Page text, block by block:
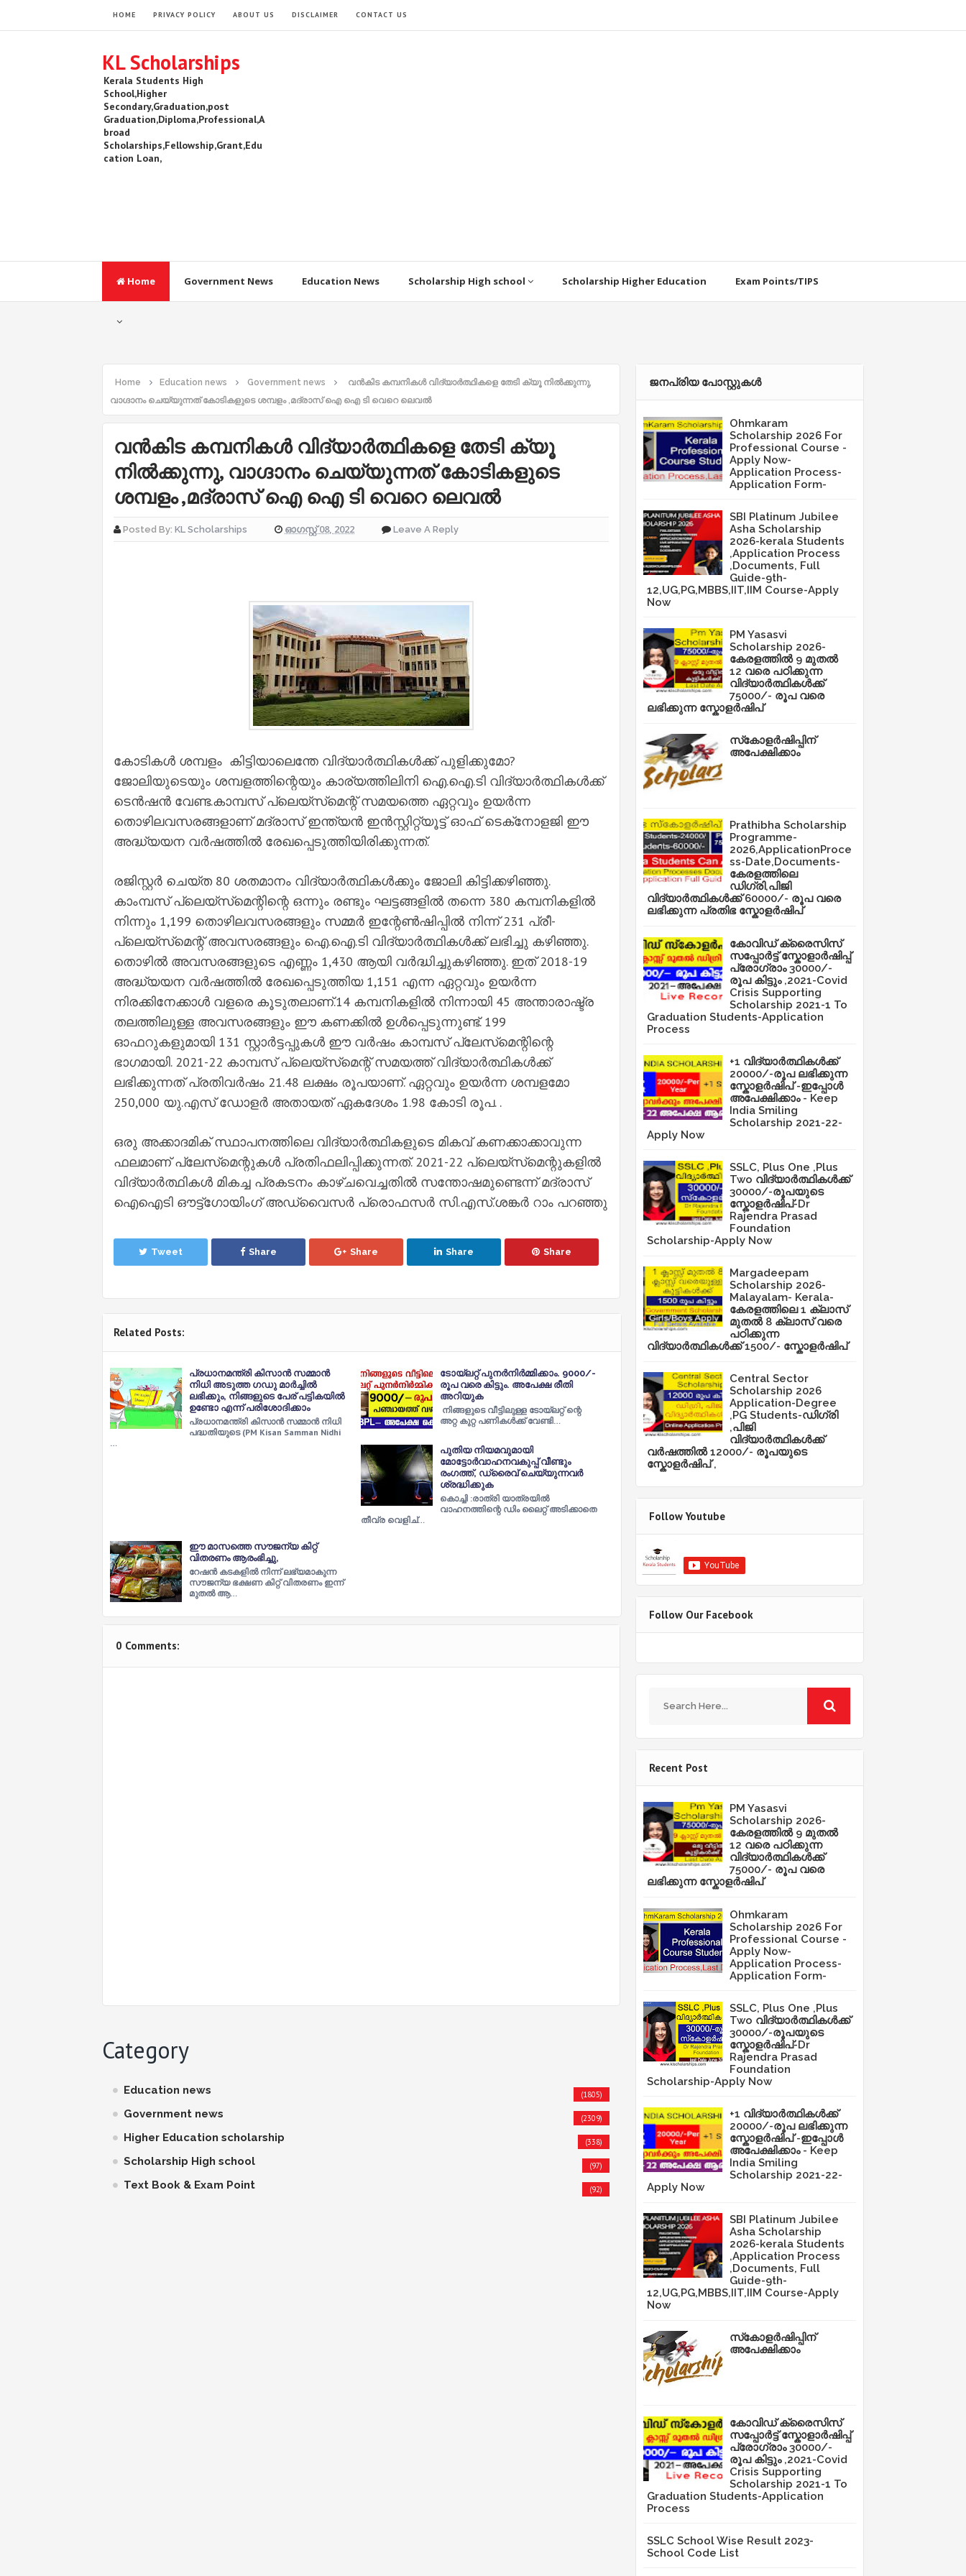
HOME PRIVACY POLICY ABOUT US DISCLAIMER CONTACT US
KL Scholarships
Kerala Students High
School,Higher
Secondary,Graduation,post
Graduation,Diploma,Professional,A
broad
Scholarships,Fellowship,Grant,Edu
cation Loan,
Home Government News Education News Scholarship High school Scholarship Higher Education Exam Points/TIPS
Home Education news Government news
വന്‍കിട കമ്പനികള്‍ വിദ്യാര്‍ത്ഥികളെ തേടി ക്യൂ നില്‍ക്കുന്നു,​
വാഗ്ദാനം ചെയ്യുന്നത് കോടികളുടെ ശമ്പളം ,​മദ്രാസ് ഐ ഐ ടി വെറെ ലെവല്‍
വന്‍കിട കമ്പനികള്‍ വിദ്യാര്‍ത്ഥികളെ തേടി ക്യൂ
നില്‍ക്കുന്നു,​ വാഗ്ദാനം ചെയ്യുന്നത് കോടികളുടെ
ശമ്പളം ,​മദ്രാസ് ഐ ഐ ടി വെറെ ലെവല്‍
Posted By: KL Scholarships ഓഗസ്റ്റ് 08, 2022 Leave A Reply
കോടികള്‍ ശമ്പളം കിട്ടിയാലെന്തേ വിദ്യാര്‍ത്ഥികള്‍ക്ക് പുളിക്കുമോ?
ജോലിയുടെയും ശമ്പളത്തിന്റെയും കാര്യത്തിലിനി ഐ.ഐ.ടി വിദ്യാര്‍ത്ഥികള്‍ക്ക്
ടെന്‍ഷന്‍ വേണ്ട.കാമ്പസ് പ്ലെയ്‌സ്‌മെന്റ് സമയത്തെ ഏറ്റവും ഉയര്‍ന്ന
തൊഴിലവസരങ്ങളാണ് മദ്രാസ് ഇന്ത്യന്‍ ഇന്‍സ്റ്റിറ്റ്യൂട്ട് ഓഫ് ടെക്‌നോളജി ഈ
അദ്ധ്യയന വര്‍ഷത്തില്‍ രേഖപ്പെടുത്തിയിരിക്കുന്നത്.
രജിസ്റ്റര്‍ ചെയ്ത 80 ശതമാനം വിദ്യാര്‍ത്ഥികള്‍ക്കും ജോലി കിട്ടിക്കഴിഞ്ഞു.
കാംമ്പസ് പ്ലെയ്‌സ്‌മെന്റിന്റെ ഒന്നും രണ്ടും ഘട്ടങ്ങളില്‍ തന്നെ 380 കമ്പനികളില്‍
നിന്നും 1,199 തൊഴിലവസരങ്ങളും സമ്മര്‍ ഇന്റേണ്‍ഷിപ്പില്‍ നിന്ന് 231 പ്രീ-
പ്ലെയ്‌സ്‌മെന്റ് അവസരങ്ങളും ഐ.ഐ.ടി വിദ്യാര്‍ത്ഥികള്‍ക്ക് ലഭിച്ചു കഴിഞ്ഞു.
തൊഴില്‍ അവസരങ്ങളുടെ എണ്ണം 1,430 ആയി വര്‍ദ്ധിച്ചുകഴിഞ്ഞു. ഇത് 2018-19
അദ്ധ്യയന വര്‍ഷത്തില്‍ രേഖപ്പെടുത്തിയ 1,151 എന്ന ഏറ്റവും ഉയര്‍ന്ന
നിരക്കിനേക്കാള്‍ വളരെ കൂടുതലാണ്.14 കമ്പനികളില്‍ നിന്നായി 45 അന്താരാഷ്ട്ര
തലത്തിലുള്ള അവസരങ്ങളും ഈ കണക്കില്‍ ഉള്‍പ്പെടുന്നുണ്ട്. 199
ഓഫറുകളുമായി 131 സ്റ്റാര്‍ട്ടപ്പുകള്‍ ഈ വര്‍ഷം കാമ്പസ് പ്ലേസ്‌മെന്റിന്റെ
ഭാഗമായി. 2021-22 കാമ്പസ് പ്ലെയ്‌സ്‌മെന്റ് സമയത്ത് വിദ്യാര്‍ത്ഥികള്‍ക്ക്
ലഭിക്കുന്നത് പ്രതിവര്‍ഷം 21.48 ലക്ഷം രൂപയാണ്. ഏറ്റവും ഉയര്‍ന്ന ശമ്പളമോ
250,000 യു.എസ് ഡോളര്‍ അതായത് ഏകദേശം 1.98 കോടി രൂപ. .
ഒരു അക്കാദമിക് സ്ഥാപനത്തിലെ വിദ്യാര്‍ത്ഥികളുടെ മികവ് കണക്കാക്കാവുന്ന
ഫലമാണ് പ്ലേസ്‌മെന്റുകള്‍ പ്രതിഫലിപ്പിക്കുന്നത്. 2021-22 പ്ലെയ്‌സ്‌മെന്റുകളില്‍
വിദ്യാര്‍ത്ഥികള്‍ മികച്ച പ്രകടനം കാഴ്ചവെച്ചതില്‍ സന്തോഷമുണ്ടെന്ന് മദ്രാസ്
ഐഐടി ഔട്ട്ഗോയിംഗ് അഡ്വൈസര്‍ പ്രൊഫസര്‍ സി.എസ്.ശങ്കര്‍ റാം പറഞ്ഞു
Tweet Share Share Share Share
Related Posts:
പ്രധാനമന്ത്രി കിസാൻ സമ്മാൻ
നിധി അടുത്ത ഗഡു മാർച്ചിൽ
ലഭിക്കും, നിങ്ങളുടെ പേര് പട്ടികയിൽ
ഉണ്ടോ എന്ന് പരിശോദിക്കാം
പ്രധാനമന്ത്രി കിസാന്‍ സമ്മാന്‍ നിധി
പദ്ധതിയുടെ (PM Kisan Samman Nidhi
…
ടോയ്ലറ്റ് പുനർനിർമ്മിക്കാം. 9000/-
രൂപ വരെ കിട്ടും. അപേക്ഷ രീതി
അറിയുക
നിങ്ങളുടെ വീട്ടിലുള്ള ടോയ്ലറ്റ് ന്റെ
അറ്റ കുറ്റ പണികൾക്ക് വേണ്ടി…
പുതിയ നിയമവുമായി
മോട്ടോർവാഹനവകുപ്പ് വീണ്ടും
രംഗത്ത്, ഡ്രൈവ് ചെയ്യുന്നവർ
ശ്രദ്ധിക്കുക
കൊച്ചി :രാത്രി യാത്രയിൽ
വാഹനത്തിന്റെ ഡിം ലൈറ്റ് അടിക്കാതെ
തീവ്ര വെളിച്…
ഈ മാസത്തെ സൗജന്യ കിറ്റ്
വിതരണം ആരംഭിച്ചു,
റേഷൻ കടകളിൽ നിന്ന് ലഭ്യമാകുന്ന
സൗജന്യ ഭക്ഷണ കിറ്റ് വിതരണം ഇന്ന്
മുതൽ ആ…
0 Comments:
Category
Education news (1805)
Government news (2309)
Higher Education scholarship (338)
Scholarship High school (97)
Text Book & Exam Point (92)
ജനപ്രിയ പോസ്റ്റുകള്‍‌
Ohmkaram
Scholarship 2026 For
Professional Course -
Apply Now-
Application Process-
Application Form-
SBI Platinum Jubilee
Asha Scholarship
2026-kerala Students
,Application Process
,Documents, Full
Guide-9th-
12,UG,PG,MBBS,IIT,IIM Course-Apply
Now
PM Yasasvi
Scholarship 2026-
കേരളത്തിൽ 9 മുതൽ
12 വരെ പഠിക്കുന്ന
വിദ്യാർത്ഥികൾക്ക്
75000/- രൂപ വരെ
ലഭിക്കുന്ന സ്കോളർഷിപ്
സ്‌കോളർഷിപ്പിന്
അപേക്ഷിക്കാം
Prathibha Scholarship
Programme-
2026,ApplicationProce
ss-Date,Documents-
കേരളത്തിലെ
ഡിഗ്രി,പിജി
വിദ്യാർത്ഥികൾക്ക് 60000/- രൂപ വരെ
ലഭിക്കുന്ന പ്രതിഭ സ്കോളർഷിപ്
കോവിഡ് ക്രൈസിസ്
സപ്പോർട്ട് സ്കോളാർഷിപ്പ്
പ്രോഗ്രാം 30000/-
രൂപ കിട്ടും ,2021-Covid
Crisis Supporting
Scholarship 2021-1 To
Graduation Students-Application
Process
+1 വിദ്യാർത്ഥികൾക്ക്
20000/-രൂപ ലഭിക്കുന്ന
സ്കോളർഷിപ് -ഇപ്പോൾ
അപേക്ഷിക്കാം - Keep
India Smiling
Scholarship 2021-22-
Apply Now
SSLC, Plus One ,Plus
Two വിദ്യാർത്ഥികൾക്ക്
30000/-രൂപയുടെ
സ്കോളർഷിപ്-Dr
Rajendra Prasad
Foundation
Scholarship-Apply Now
Margadeepam
Scholarship 2026-
Malayalam- Kerala-
കേരളത്തിലെ 1 ക്ലാസ്
മുതൽ 8 ക്ലാസ് വരെ
പഠിക്കുന്ന
വിദ്യാർത്ഥികൾക്ക് 1500/- സ്കോളർഷിപ്
Central Sector
Scholarship 2026
Application-Degree
,PG Students-ഡിഗ്രി
,പിജി
വിദ്യാർത്ഥികൾക്ക്
വർഷത്തിൽ 12000/- രൂപയുടെ
സ്കോളർഷിപ് ,
Follow Youtube
Follow Our Facebook
Recent Post
PM Yasasvi
Scholarship 2026-
കേരളത്തിൽ 9 മുതൽ
12 വരെ പഠിക്കുന്ന
വിദ്യാർത്ഥികൾക്ക്
75000/- രൂപ വരെ
ലഭിക്കുന്ന സ്കോളർഷിപ്
Ohmkaram
Scholarship 2026 For
Professional Course -
Apply Now-
Application Process-
Application Form-
SSLC, Plus One ,Plus
Two വിദ്യാർത്ഥികൾക്ക്
30000/-രൂപയുടെ
സ്കോളർഷിപ്-Dr
Rajendra Prasad
Foundation
Scholarship-Apply Now
+1 വിദ്യാർത്ഥികൾക്ക്
20000/-രൂപ ലഭിക്കുന്ന
സ്കോളർഷിപ് -ഇപ്പോൾ
അപേക്ഷിക്കാം - Keep
India Smiling
Scholarship 2021-22-
Apply Now
SBI Platinum Jubilee
Asha Scholarship
2026-kerala Students
,Application Process
,Documents, Full
Guide-9th-
12,UG,PG,MBBS,IIT,IIM Course-Apply
Now
സ്‌കോളർഷിപ്പിന്
അപേക്ഷിക്കാം
കോവിഡ് ക്രൈസിസ്
സപ്പോർട്ട് സ്കോളാർഷിപ്പ്
പ്രോഗ്രാം 30000/-
രൂപ കിട്ടും ,2021-Covid
Crisis Supporting
Scholarship 2021-1 To
Graduation Students-Application
Process
SSLC School Wise Result 2023-
School Code List